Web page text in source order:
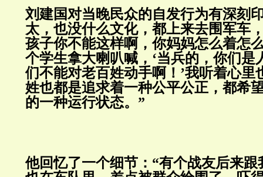
刘建国对当晚民众的自发行为有深刻
太，也没什么文化，都上来去围军车
孩子你不能这样啊，你妈妈怎么着怎
个学生拿大喇叭喊，‘当兵的，你们是
们不能对老百姓动手啊！’我听着心里
姓也都是追求着一种公平公正，都希
的一种运行状态。”
他回忆了一个细节：“有个战友后来